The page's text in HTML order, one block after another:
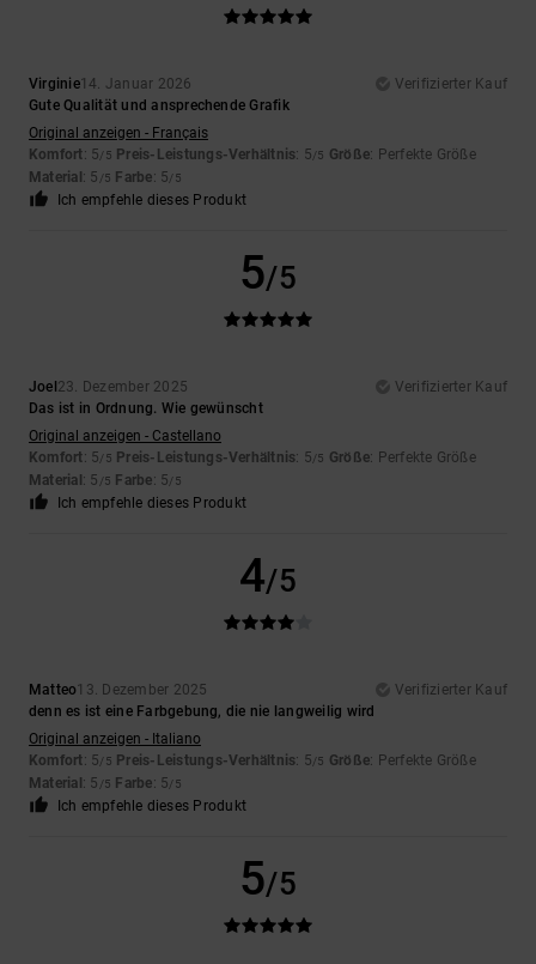
Virginie14. Januar 2026
Verifizierter Kauf
Gute Qualität und ansprechende Grafik
Original anzeigen - Français
Komfort: 5/5 Preis-Leistungs-Verhältnis: 5/5 Größe: Perfekte Größe
Material : 5 /5 Farbe: 5/5
Ich empfehle dieses Produkt
5/5
Joel 23. Dezember 2025
Verifizierter Kauf
Das ist in Ordnung. Wie gewünscht
Original anzeigen - Castellano
Komfort: 5/5 Preis-Leistungs-Verhältnis: 5/5 Größe: Perfekte Größe
Material : 5 /5 Farbe: 5/5
Ich empfehle dieses Produkt
4/5
Matteo13. Dezember 2025
Verifizierter Kauf
denn es ist eine Farbgebung, die nie langweilig wird
Original anzeigen - Italiano
Komfort: 5/5 Preis-Leistungs-Verhältnis: 5/5 Größe: Perfekte Größe
Material : 5 /5 Farbe: 5/5
Ich empfehle dieses Produkt
5/5